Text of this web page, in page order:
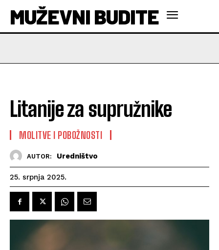
MUŽEVNI BUDITE
Litanije za supružnike
MOLITVE I POBOŽNOSTI
AUTOR: Uredništvo
25. srpnja 2025.